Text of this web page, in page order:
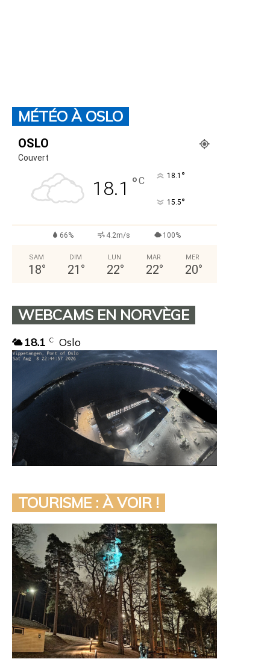
MÉTÉO À OSLO
OSLO
Couvert
18.1 °C 18.1 °
15.5°
66% 4.2m/s 100%
SAM
18°
DIM
21 °
LUN
22°
MAR
22°
MER
20°
WEBCAMS EN NORVÈGE
18.1 C Oslo
TOURISME : À VOIR !